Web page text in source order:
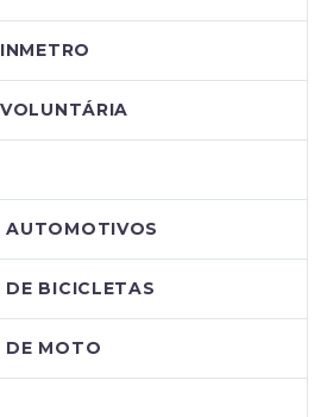
AUTOMOTIVOS
DE BICICLETAS
DE MOTO